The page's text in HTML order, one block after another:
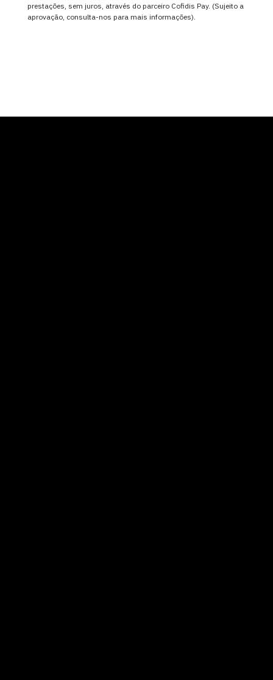
prestações, sem juros, através do parceiro Cofidis Pay. (Sujeito a
aprovação, consulta-nos para mais informações).